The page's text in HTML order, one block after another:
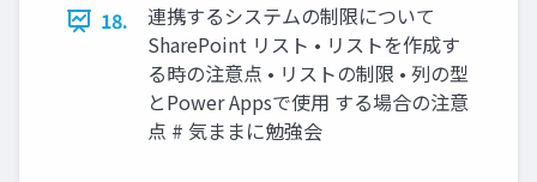
18.
連携するシステムの制限について
SharePoint リスト • リストを作成す
る時の注意点 • リストの制限 • 列の型
とPower Appsで使用 する場合の注意
点 # 気ままに勉強会